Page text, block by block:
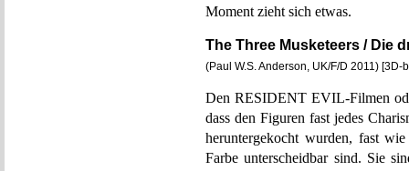
Moment zieht sich etwas.
The Three Musketeers / Die
(Paul W.S. Anderson, UK/F/D 2011) [3D-
Den RESIDENT EVIL-Filmen
dass den Figuren fast jedes
heruntergekocht wurden, fast
Farbe unterscheidbar sind. Sie